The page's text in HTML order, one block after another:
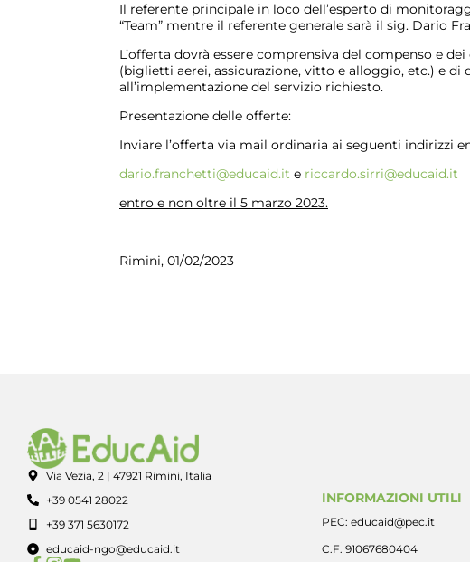
Il referente principale in loco dell’esperto di
“Team” mentre il referente generale sarà il sig. Dario
L’offerta dovrà essere comprensiva del compenso e
(biglietti aerei, assicurazione, vitto e alloggio, etc.) e di
all’implementazione del servizio richiesto.
Presentazione delle offerte:
Inviare l’offerta via mail ordinaria ai seguenti indirizzi
dario.franchetti@educaid.it e riccardo.sirri@educaid.it
entro e non oltre il 5 marzo 2023.
Rimini, 01/02/2023
Via Vezia, 2 | 47921 Rimini, Italia
+39 0541 28022
+39 371 5630172
educaid-ngo@educaid.it
INFORMAZIONI UTILI
PEC: educaid@pec.it
C.F. 91067680404